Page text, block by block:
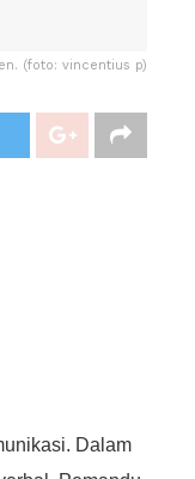
(foto: vincentius p)
Dalam